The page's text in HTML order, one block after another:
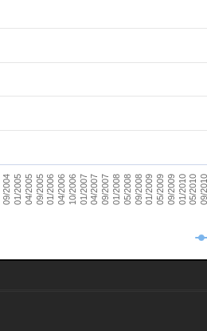
09/200401/200504/200509/200501/200604/200610/200601/200704/200709/200701/200805/200809/200801/200905/200909/200901/201005/201009/